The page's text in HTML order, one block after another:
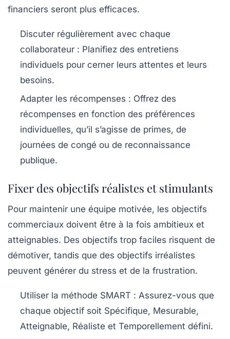
financiers seront plus efficaces.
Discuter régulièrement avec chaque
collaborateur : Planifiez des entretiens
individuels pour cerner leurs attentes et leurs
besoins.
Adapter les récompenses : Offrez des
récompenses en fonction des préférences
individuelles, qu’il s’agisse de primes, de
journées de congé ou de reconnaissance
publique.
Fixer des objectifs réalistes et stimulants
Pour maintenir une équipe motivée, les objectifs
commerciaux doivent être à la fois ambitieux et
atteignables. Des objectifs trop faciles risquent de
démotiver, tandis que des objectifs irréalistes
peuvent générer du stress et de la frustration.
Utiliser la méthode SMART : Assurez-vous que
chaque objectif soit Spécifique, Mesurable,
Atteignable, Réaliste et Temporellement défini.